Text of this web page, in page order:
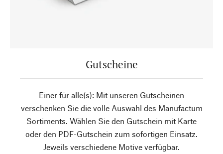
Gutscheine
Einer für alle(s): Mit unseren Gutscheinen
verschenken Sie die volle Auswahl des Manufactum
Sortiments. Wählen Sie den Gutschein mit Karte
oder den PDF-Gutschein zum sofortigen Einsatz.
Jeweils verschiedene Motive verfügbar.